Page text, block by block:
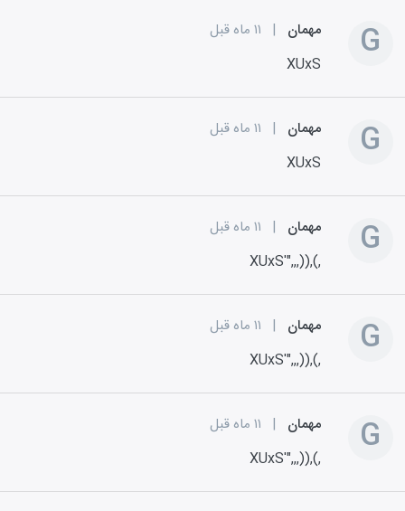
G مهمان | ۱۱ ماه قبل
XUxS
G مهمان | ۱۱ ماه قبل
XUxS
G مهمان | ۱۱ ماه قبل
XUxS'",,,)),(,
G مهمان | ۱۱ ماه قبل
XUxS'",,,)),(,
G مهمان | ۱۱ ماه قبل
XUxS'",,,)),(,